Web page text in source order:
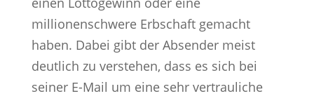
millionenschwere Erbschaft gemacht
haben. Dabei gibt der Absender meist
deutlich zu verstehen, dass es sich bei
seiner E-Mail um eine sehr vertrauliche